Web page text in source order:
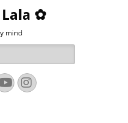
Lala ✿
mind
Instagram